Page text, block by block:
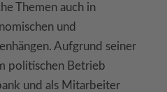
Themen auch in
und
Aufgrund seiner
politischen Betrieb
und als Mitarbeiter